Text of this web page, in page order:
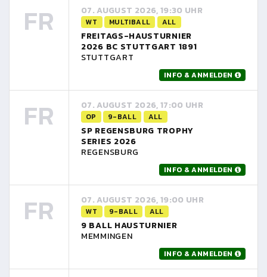
FR 07. AUGUST 2026, 19:30 UHR
WT MULTIBALL ALL
FREITAGS-HAUSTURNIER
2026 BC STUTTGART 1891
STUTTGART
INFO & ANMELDEN
FR 07. AUGUST 2026, 17:00 UHR
OP 9-BALL ALL
SP REGENSBURG TROPHY
SERIES 2026
REGENSBURG
INFO & ANMELDEN
FR 07. AUGUST 2026, 19:00 UHR
WT 9-BALL ALL
9 BALL HAUSTURNIER
MEMMINGEN
INFO & ANMELDEN